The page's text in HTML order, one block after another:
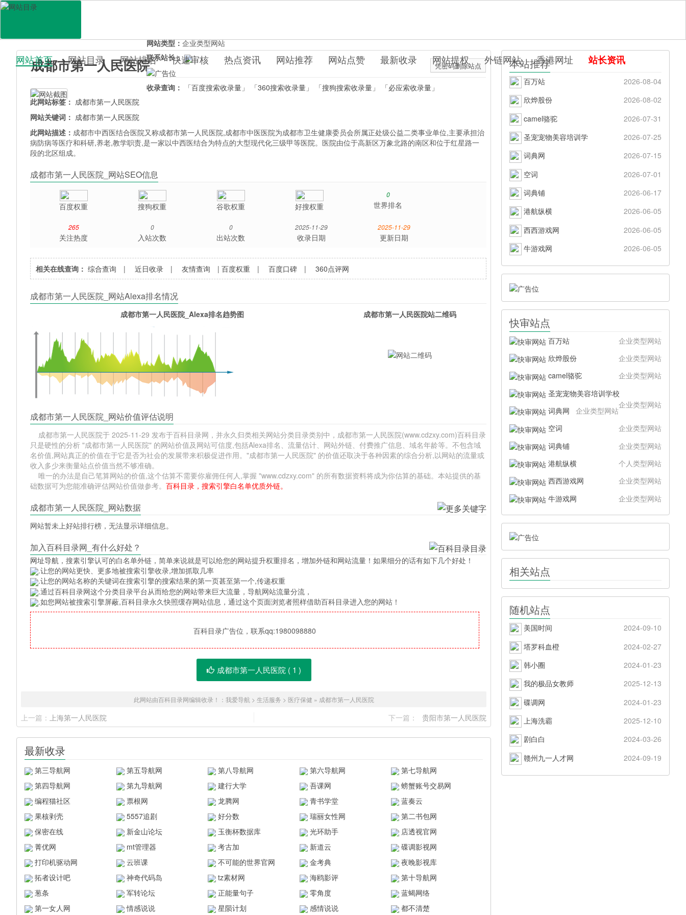
百科目录
网站首页 网站目录 网站排名 快速审核 热点资讯 网站推荐 网站点赞 最新收录 网站提权 外链网站 香港网址 站长资讯
成都市第一人民医院 凭密码删除站点
网站类型：企业类型网站
联系站长：
收录查询： 「百度搜索收录量」 「360搜索收录量」 「搜狗搜索收录量」
「必应索收录量」
此网站标签： 成都市第一人民医院
网站关键词： 成都市第一人民医院
此网站描述： 成都市中西医结合医院又称成都市第一人民医院,成都市中医医院为成都市卫生健康委员会所属正处级公益二类事业单位,主要承担治
病防病等医疗和科研,养老,教学职责,是一家以中西医结合为特点的大型现代化三级甲等医院。医院由位于高新区万象北路的南区和位于红星路一
段的北区组成。
成都市第一人民医院_网站SEO信息
百度权重 搜狗权重 谷歌权重 好搜权重
0
世界排名
265
关注热度
0
入站次数
0
出站次数
2025-11-29
收录日期
2025-11-29
更新日期
相关在线查询： 综合查询 |近日收录 |友情查询 |百度权重 |百度口碑 |360点评网
成都市第一人民医院_网站Alexa排名情况
成都市第一人民医院_Alexa排名趋势图 成都市第一人民医院站二维码
成都市第一人民医院_网站价值评估说明
成都市第一人民医院于 2025-11-29 发布于百科目录网，并永久归类相关网站分类目录类别中，成都市第一人民医院(www.cdzxy.com)百科目录
只是硬性的分析 "成都市第一人民医院" 的网站价值及网站可信度,包括Alexa排名、流量估计、网站外链、付费推广信息、域名年龄等。不包含域
名价值,网站真正的价值在于它是否为社会的发展带来积极促进作用。"成都市第一人民医院" 的价值还取决于各种因素的综合分析,以网站的流量或
收入多少来衡量站点价值当然不够准确。
唯一的办法是自己笔算网站的价值,这个估算不需要你雇佣任何人,掌握 "www.cdzxy.com" 的所有数据资料将成为你估算的基础。本站提供的基
础数据可为您能准确评估网站价值做参考。百科目录，搜索引擎白名单优质外链。
成都市第一人民医院_网站数据
网站暂未上好站排行榜，无法显示详细信息。
加入百科目录网_有什么好处？
网址导航 ，搜素引擎认可的白名单外链，简单来说就是可以给您的网站提升权重排名，增加外链和网站流量！如果细分的话有如下几个好处！
.让您的网站更快、更多地被搜索引擎收录,增加抓取几率
.让您的网站名称的关键词在搜索引擎的搜索结果的第一页甚至第一个,传递权重
.通过百科目录网这个分类目录平台从而给您的网站带来巨大流量，导航网站流量分流，
.如您网站被搜索引擎屏蔽,百科目录永久快照缓存网站信息，通过这个页面浏览者照样借助百科目录进入您的网站！
百科目录广告位，联系qq:1980098880
成都市第一人民医院 ( 1 )
此网站由百科目录网编辑收录！： 我爱导航 > 生活服务 > 医疗保健 » 成都市第一人民医院
上一篇： 上海第一人民医院 下一篇： 贵阳市第一人民医院
最新收录
第三导航网 第五导航网 第八导航网 第六导航网
第七导航网
第四导航网
第九导航网 建行大学 吾课网
螃蟹账号交易网
编程猫社区
票根网 龙腾网 青书学堂
蓝奏云
果核剥壳
5557追剧 好分数 瑞丽女性网
第二书包网
保密在线
新金山论坛 玉衡杯数据库 光环助手
店透视官网
菁优网
mt管理器 考古加 新道云
碟调影视网
打印机驱动网
云班课 不可能的世界官网 金考典
夜晚影视库
拓者设计吧
神奇代码岛 tz素材网 海鸥影评
第十导航网
葱条
军转论坛 正能量句子 零角度
蓝蝎网络
第一女人网
情感说说 星陨计划 感情说说 都不清楚
本站推荐
百万站
2026-08-04
欣烨股份
2026-08-02
camel骆驼
2026-07-31
圣宠宠物美容培训学
2026-07-25
词典网
2026-07-15
空词
2026-07-01
词典铺
2026-06-17
港航纵横
2026-06-05
西西游戏网
2026-06-05
牛游戏网
2026-06-05
快审站点
百万站
企业类型网站
欣烨股份
企业类型网站
camel骆驼
企业类型网站
圣宠宠物美容培训学校
企业类型网站
词典网
企业类型网站
空词
企业类型网站
词典铺
企业类型网站
港航纵横
个人类型网站
西西游戏网
企业类型网站
牛游戏网
企业类型网站
相关站点
随机站点
美国时间
2024-09-10
塔罗科血橙
2024-02-27
韩小圈
2024-01-23
我的极品女教师
2025-12-13
碟调网
2024-01-23
上海洗霸
2025-12-10
剧白白
2024-03-26
赣州九一人才网
2024-09-19